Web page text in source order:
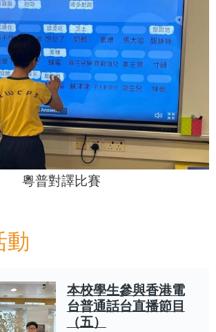
粵普對譯比賽
動
本校學生參與香港電
台普通話台直播節目
（五）